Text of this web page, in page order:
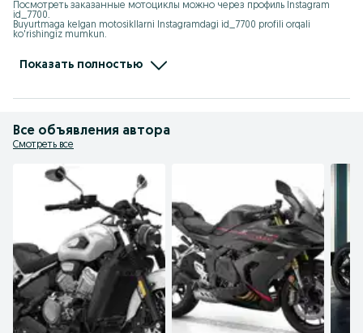
Посмотреть заказанные мотоциклы можно через профиль Instagram
id_7700.
Buyurtmaga kelgan motosikllarni Instagramdagi id_7700 profili orqali
ko'rishingiz mumkun.
t.me/ChineseMotouz
Показать полностью
Все объявления автора
Смотреть все